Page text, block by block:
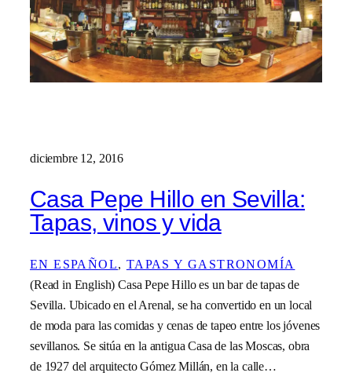
diciembre 12, 2016
Casa Pepe Hillo en Sevilla:
Tapas, vinos y vida
EN ESPAÑOL, TAPAS Y GASTRONOMÍA
(Read in English) Casa Pepe Hillo es un bar de tapas de
Sevilla. Ubicado en el Arenal, se ha convertido en un local
de moda para las comidas y cenas de tapeo entre los jóvenes
sevillanos. Se sitúa en la antigua Casa de las Moscas, obra
de 1927 del arquitecto Gómez Millán, en la calle…